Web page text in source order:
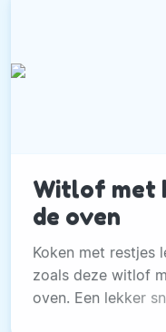
Witlof met
de oven
Koken met restjes
zoals deze witlof
oven. Een lekker